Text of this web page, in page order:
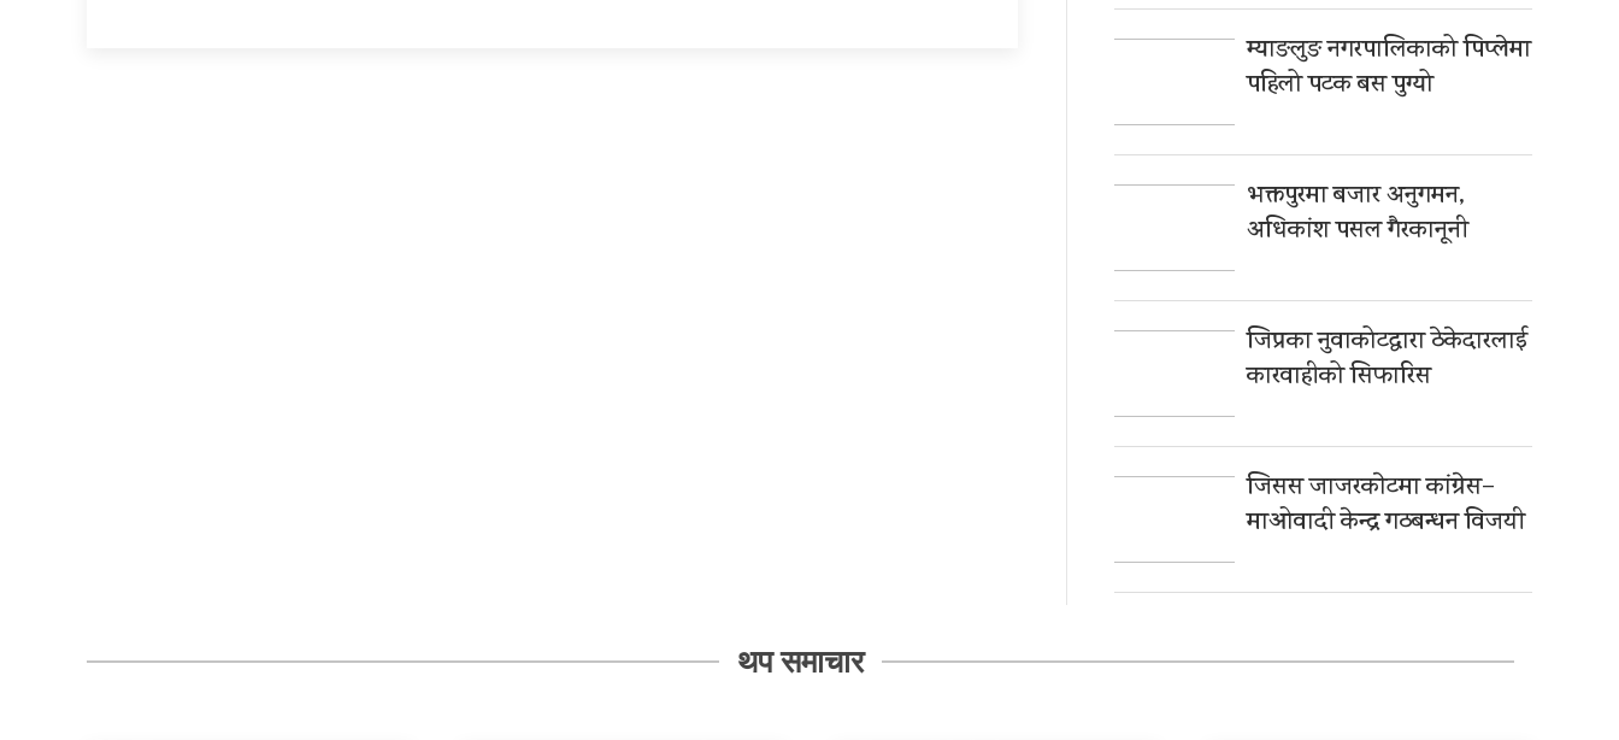
म्याङलुङ नगरपालिकाको पिप्लेमा
पहिलो पटक बस पुग्यो
भक्तपुरमा बजार अनुगमन,
अधिकांश पसल गैरकानूनी
जिप्रका नुवाकोटद्वारा ठेकेदारलाई
कारवाहीको सिफारिस
जिसस जाजरकाेटमा कांग्रेस–
माओवादी केन्द्र गठबन्धन विजयी
थप समाचार